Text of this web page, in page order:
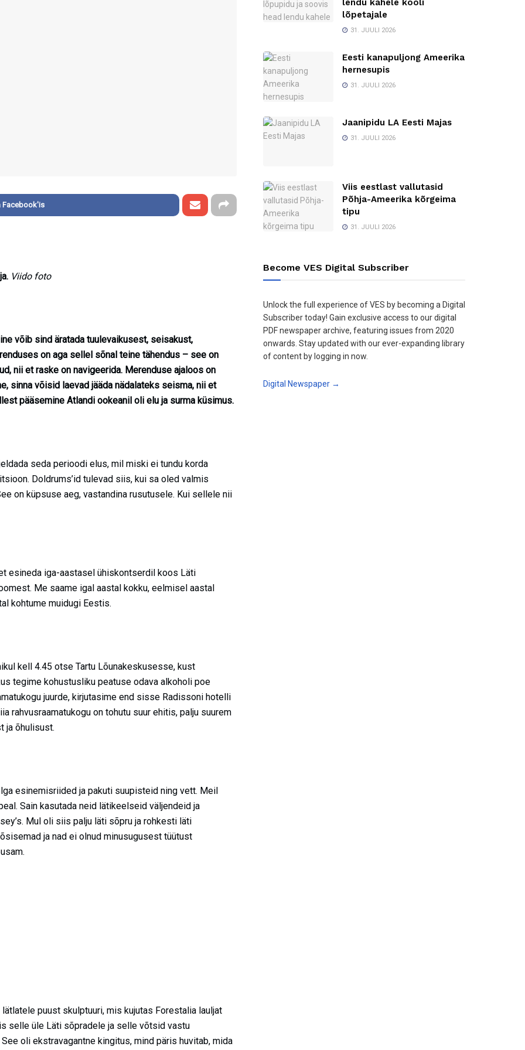
Facebook'is
Viido foto
võib sind äratada tuulevaikusest, seisakust,
on aga sellel sõnal teine tähendus – see on
nii et raske on navigeerida. Merenduse ajaloos on
sinna võisid laevad jääda nädalateks seisma, nii et
pääsemine Atlandi ookeanil oli elu ja surma küsimus.
seda perioodi elus, mil miski ei tundu korda
Doldrums’id tulevad siis, kui sa oled valmis
on küpsuse aeg, vastandina rusutusele. Kui sellele nii
esineda iga-aastasel ühiskontserdil koos Läti
Me saame igal aastal kokku, eelmisel aastal
kohtume muidugi Eestis.
kell 4.45 otse Tartu Lõunakeskusesse, kust
tegime kohustusliku peatuse odava alkoholi poe
juurde, kirjutasime end sisse Radissoni hotelli
rahvusraamatukogu on tohutu suur ehitis, palju suurem
ja õhulisust.
esinemisriided ja pakuti suupisteid ning vett. Meil
Sain kasutada neid lätikeelseid väljendeid ja
Mul oli siis palju läti sõpru ja rohkesti läti
ja nad ei olnud minusugusest tüütust
puust skulptuuri, mis kujutas Forestalia lauljat
selle üle Läti sõpradele ja selle võtsid vastu
oli ekstravagantne kingitus, mind päris huvitab, mida
lendu kahele kooli
lõpetajale
31. JUULI 2026
Eesti kanapuljong Ameerika
hernesupis
31. JUULI 2026
Jaanipidu LA Eesti Majas
31. JUULI 2026
Viis eestlast vallutasid
Põhja-Ameerika kõrgeima
tipu
31. JUULI 2026
Become VES Digital Subscriber
Unlock the full experience of VES by becoming a Digital
Subscriber today! Gain exclusive access to our digital
PDF newspaper archive, featuring issues from 2020
onwards. Stay updated with our ever-expanding library
of content by logging in now.
Digital Newspaper →